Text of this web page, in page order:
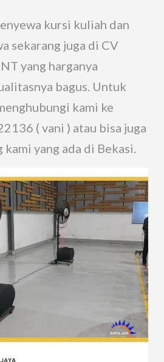
kursi kuliah dan
sekarang juga di CV
yang harganya
bagus. Untuk
kami ke
( vani ) atau bisa juga
kami yang ada di Bekasi.